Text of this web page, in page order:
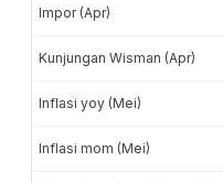
Impor (Apr)
Kunjungan Wisman (Apr)
Inflasi yoy (Mei)
Inflasi mom (Mei)